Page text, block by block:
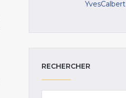
YvesCalbert
RECHERCHER